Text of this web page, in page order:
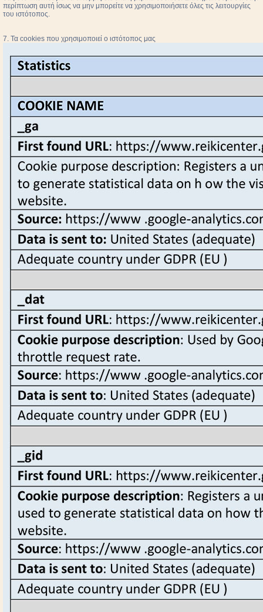
περίπτωση αυτή ίσως να μην μπορείτε να χρησιμοποιήσετε όλες τις λειτουργίες
του ιστότοπος.
7. Τα cookies που χρησιμοποιεί ο ιστότοπος μας